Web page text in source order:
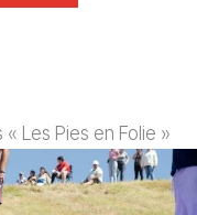
Les Pies en Folie »